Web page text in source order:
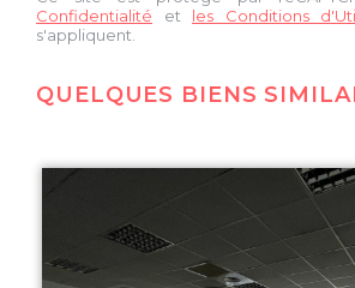
Confidentialité et les Conditions
s'appliquent.
QUELQUES BIENS